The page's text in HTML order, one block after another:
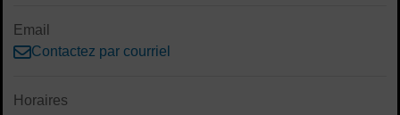
Email
Contactez par courriel
Horaires